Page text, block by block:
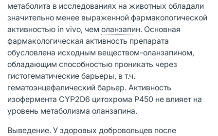
метаболита в исследованиях на животных обладали
значительно менее выраженной фармакологической
активностью in vivo, чем оланзапин. Основная
фармакологическая активность препарата
обусловлена исходным веществом-оланзапином,
обладающим способностью проникать через
гистогематические барьеры, в т.ч.
гематоэнцефалический барьер. Активность
изофермента CYP2D6 цитохрома Р450 не влияет на
уровень метаболизма оланзапина.
Выведение. У здоровых добровольцев после